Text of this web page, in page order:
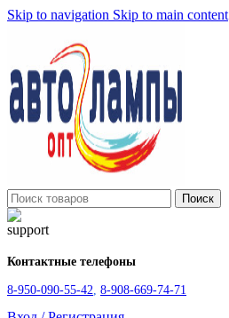
Skip to navigation Skip to main content
Поиск
Контактные телефоны
8-950-090-55-42, 8-908-669-74-71